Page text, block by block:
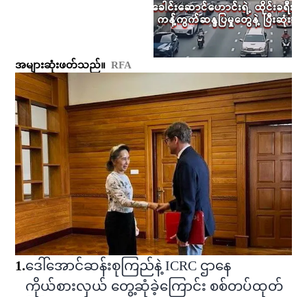
အများဆုံးဖတ်သည်။ RFA
1.ဒေါ်အောင်ဆန်းစုကြည်နဲ့ ICRC ဌာနေ
ကိုယ်စားလှယ် တွေ့ဆုံခဲ့ကြောင်း စစ်တပ်ထုတ်